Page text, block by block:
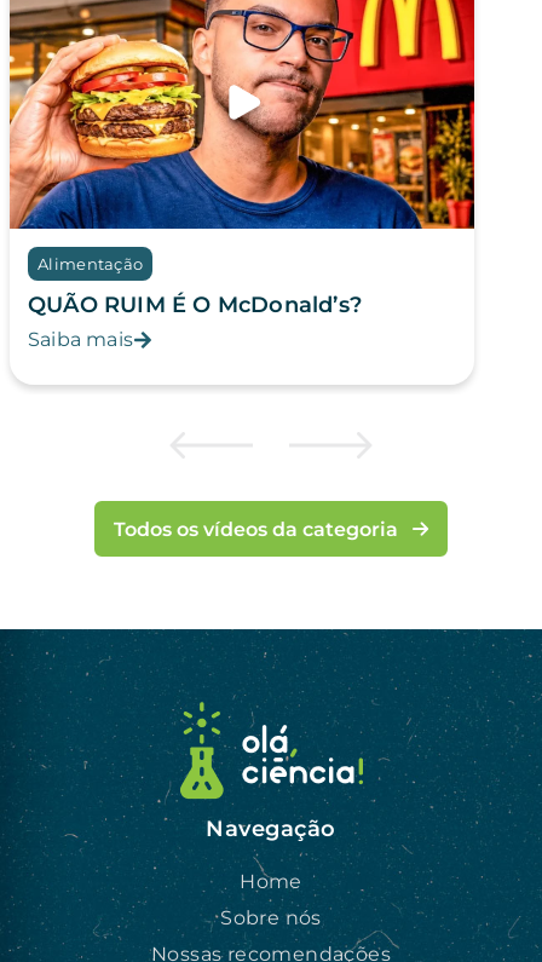
Alimentação
QUÃO RUIM É O McDonald’s?
Saiba mais
Todos os vídeos da categoria
Navegação
Home
Sobre nós
Nossas recomendações